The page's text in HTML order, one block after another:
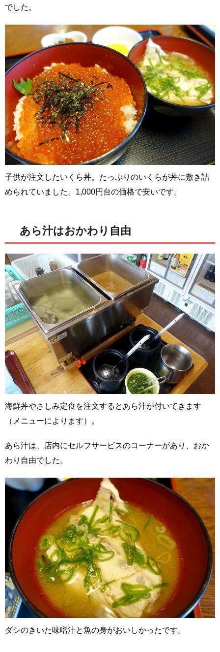
でした。
子供が注文したいくら丼。たっぷりのいくらが丼に敷き詰
められていました。1,000円台の価格で安いです。
あら汁はおかわり自由
海鮮丼やさしみ定食を注文するとあら汁が付いてきます
（メニューによります）。
あら汁は、店内にセルフサービスのコーナーがあり、おか
わり自由でした。
ダシのきいた味噌汁と魚の身がおいしかったです。